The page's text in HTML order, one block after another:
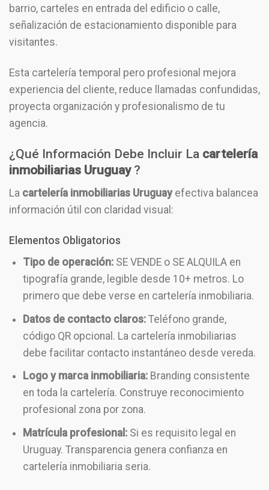
barrio, carteles en entrada del edificio o calle,
señalización de estacionamiento disponible para
visitantes.
Esta cartelería temporal pero profesional mejora
experiencia del cliente, reduce llamadas confundidas,
proyecta organización y profesionalismo de tu
agencia.
¿Qué Información Debe Incluir La cartelería
inmobiliarias Uruguay?
La cartelería inmobiliarias Uruguayefectiva balancea
información útil con claridad visual:
Elementos Obligatorios
Tipo de operación: SE VENDE o SE ALQUILA en
tipografía grande, legible desde 10+ metros. Lo
primero que debe verse en cartelería inmobiliaria.
Datos de contacto claros: Teléfono grande,
código QR opcional. La cartelería inmobiliarias
debe facilitar contacto instantáneo desde vereda.
Logo y marca inmobiliaria: Branding consistente
en toda la cartelería. Construye reconocimiento
profesional zona por zona.
Matrícula profesional: Si es requisito legal en
Uruguay. Transparencia genera confianza en
cartelería inmobiliaria seria.